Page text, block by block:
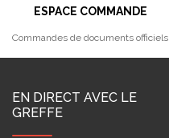
ESPACE COMMANDE
Commandes de documents officiels
EN DIRECT AVEC LE
GREFFE